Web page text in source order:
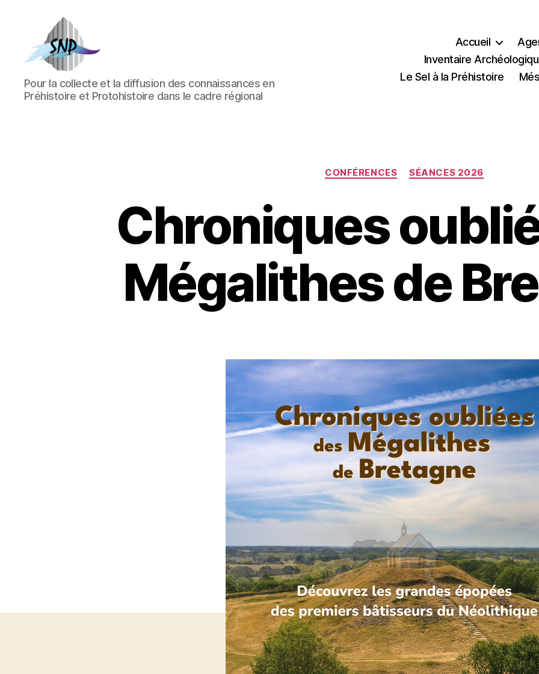
Société
Nantaise
de
Pour la collecte et la diffusion des connaissances en
Préhistoire et Protohistoire dans le cadre régional
Accueil
Inventaire
Le Sel à la Préhistoire
Catégories
CONFÉRENCES SÉANCES 2026
Chroniques
Mégalithes de